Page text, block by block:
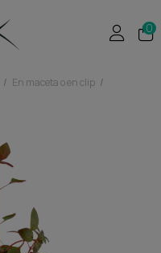
0
En maceta o en clip